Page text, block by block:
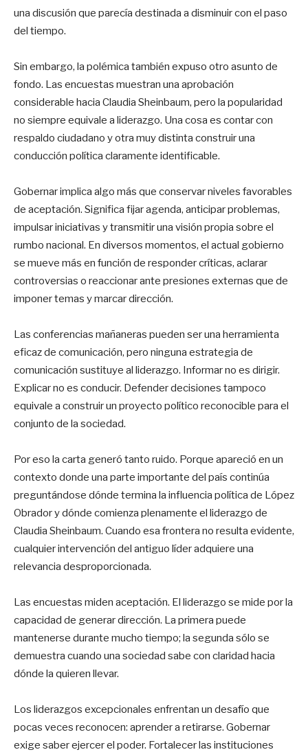
una discusión que parecía destinada a disminuir con el paso
del tiempo.
Sin embargo, la polémica también expuso otro asunto de
fondo. Las encuestas muestran una aprobación
considerable hacia Claudia Sheinbaum, pero la popularidad
no siempre equivale a liderazgo. Una cosa es contar con
respaldo ciudadano y otra muy distinta construir una
conducción política claramente identificable.
Gobernar implica algo más que conservar niveles favorables
de aceptación. Significa fijar agenda, anticipar problemas,
impulsar iniciativas y transmitir una visión propia sobre el
rumbo nacional. En diversos momentos, el actual gobierno
se mueve más en función de responder críticas, aclarar
controversias o reaccionar ante presiones externas que de
imponer temas y marcar dirección.
Las conferencias mañaneras pueden ser una herramienta
eficaz de comunicación, pero ninguna estrategia de
comunicación sustituye al liderazgo. Informar no es dirigir.
Explicar no es conducir. Defender decisiones tampoco
equivale a construir un proyecto político reconocible para el
conjunto de la sociedad.
Por eso la carta generó tanto ruido. Porque apareció en un
contexto donde una parte importante del país continúa
preguntándose dónde termina la influencia política de López
Obrador y dónde comienza plenamente el liderazgo de
Claudia Sheinbaum. Cuando esa frontera no resulta evidente,
cualquier intervención del antiguo líder adquiere una
relevancia desproporcionada.
Las encuestas miden aceptación. El liderazgo se mide por la
capacidad de generar dirección. La primera puede
mantenerse durante mucho tiempo; la segunda sólo se
demuestra cuando una sociedad sabe con claridad hacia
dónde la quieren llevar.
Los liderazgos excepcionales enfrentan un desafío que
pocas veces reconocen: aprender a retirarse. Gobernar
exige saber ejercer el poder. Fortalecer las instituciones